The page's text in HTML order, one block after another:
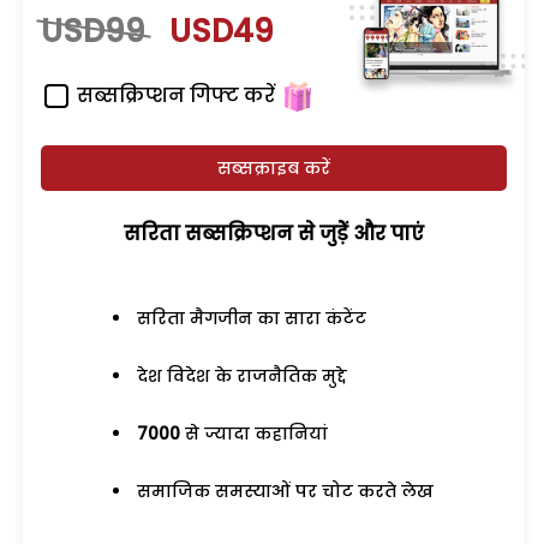
USD99 USD49
सब्सक्रिप्शन गिफ्ट करें
सब्सक्राइब करें
सरिता सब्सक्रिप्शन से जुड़ेें और पाएं
सरिता मैगजीन का सारा कंटेंट
देश विदेश के राजनैतिक मुद्दे
7000 से ज्यादा कहानियां
समाजिक समस्याओं पर चोट करते लेख